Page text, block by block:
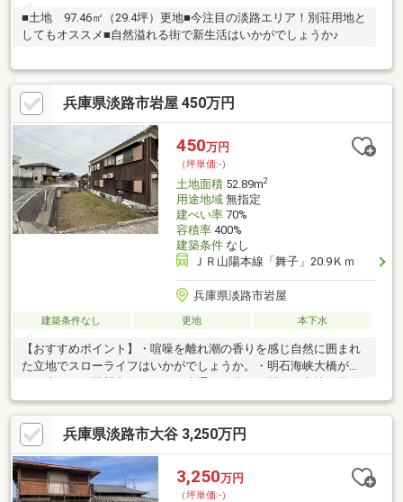
■土地 97.46㎡（29.4坪）更地■今注目の淡路エリア！別荘用地と
してもオススメ■自然溢れる街で新生活はいかがでしょうか♪
兵庫県淡路市岩屋 450万円
450万円
（坪単価:-）
土地面積52.89m2
用途地域無指定
建ぺい率70%
容積率400%
建築条件なし
ＪＲ山陽本線「舞子」20.9Ｋｍ
兵庫県淡路市岩屋
建築条件なし 更地 本下水
【おすすめポイント】・喧噪を離れ潮の香りを感じ自然に囲まれ
た立地でスローライフはいかがでしょうか。・明石海峡大橋が見
28号まで2000ｍ（車4分）車通勤に便利です。・兵庫県立淡路島
公園まで2600ｍ（車6分）遊具もあり、お散歩や散策におすすめ
です。【周辺施設】・石屋小学校まで900ｍ（徒歩12分）・ファ
ミリーマート淡路岩屋店まで1200ｍ（徒歩15分）・モンマートな
かむらまで280ｍ（徒歩4分）・マイマート岩屋店まで700ｍ（徒
歩9分）・ココカラファイン東浦店まで8000ｍ（車16分）
兵庫県淡路市大谷 3,250万円
3,250万円
（坪単価:-）